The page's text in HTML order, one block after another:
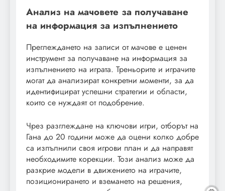
Анализ на мачовете за получаване
на информация за изпълнението
Преглеждането на записи от мачове е ценен
инструмент за получаване на информация за
изпълнението на играта. Треньорите и играчите
могат да анализират конкретни моменти, за да
идентифицират успешни стратегии и области,
които се нуждаят от подобрение.
Чрез разглеждане на ключови игри, отборът на
Гана до 20 години може да оцени колко добре
са изпълнили своя игрови план и да направят
необходимите корекции. Този анализ може да
разкрие модели в движението на играчите,
позиционирането и вземането на решения,